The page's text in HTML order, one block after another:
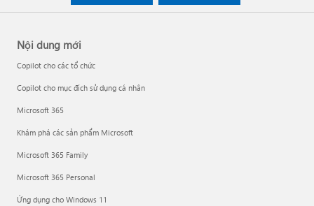
Nội dung mới
Copilot cho các tổ chức
Copilot cho mục đích sử dụng cá nhân
Microsoft 365
Khám phá các sản phẩm Microsoft
Microsoft 365 Family
Microsoft 365 Personal
Ứng dụng cho Windows 11